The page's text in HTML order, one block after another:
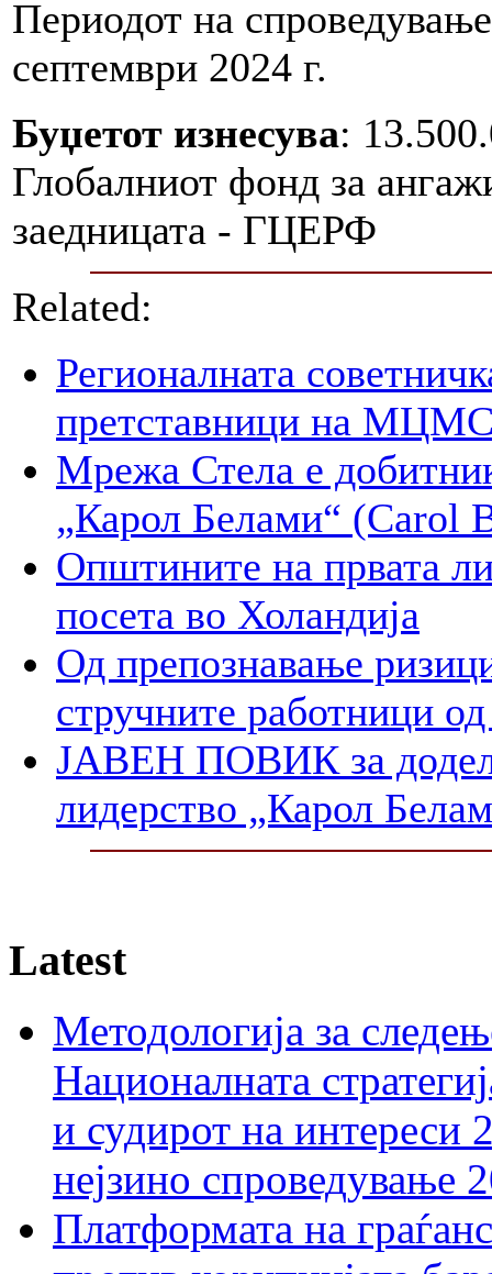
Периодот на
септември 2024 г.
Буџетот изнесува:
Глобалниот фонд за
заедницата - ГЦЕРФ
Related:
Регионалната
претставници на МЦМС
Мрежа Стела е
„Карол Белами“ (Carol
Општините на првата
посета во Холандија
Од препознавање
стручните работници
ЈАВЕН ПОВИК за
лидерство „Карол
Latest
Методологија за
Националната
и судирот на интереси
нејзино спроведување
Платформата на